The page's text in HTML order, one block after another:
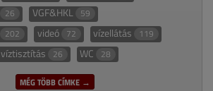
26 VGF&HKL 59
202 videó 72 vízellátás 119
víztisztítás 26 WC 28
MÉG TÖBB CÍMKE →